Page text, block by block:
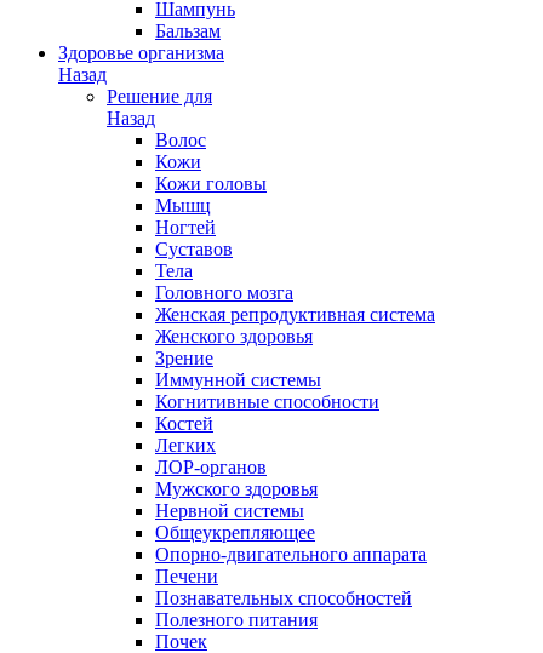
Шампунь
Бальзам
Здоровье организма
Назад
Решение для
Назад
Волос
Кожи
Кожи головы
Мышц
Ногтей
Суставов
Тела
Головного мозга
Женская репродуктивная система
Женского здоровья
Зрение
Иммунной системы
Когнитивные способности
Костей
Легких
ЛОР-органов
Мужского здоровья
Нервной системы
Общеукрепляющее
Опорно-двигательного аппарата
Печени
Познавательных способностей
Полезного питания
Почек